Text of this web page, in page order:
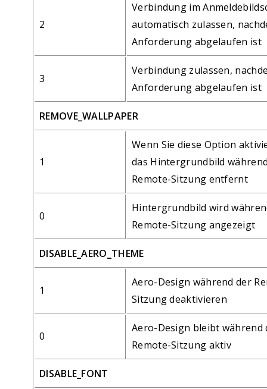
2
Verbindung im
automatisch zulassen,
Anforderung abgelaufen ist
3
Verbindung zulassen,
Anforderung abgelaufen ist
REMOVE_WALLPAPER
1
Wenn Sie diese Option
das Hintergrundbild
Remote-Sitzung entfernt
0
Hintergrundbild wird
Remote-Sitzung angezeigt
DISABLE_AERO_THEME
1
Aero-Design während der
Sitzung deaktivieren
0
Aero-Design bleibt während
Remote-Sitzung aktiv
DISABLE_FONT